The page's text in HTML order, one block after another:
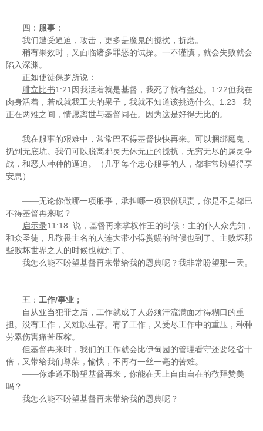
四： 服事 ；
我们遭受逼迫，攻击，更多是魔鬼的搅扰，折磨。
稍有果效时，又面临诸多罪恶的试探。一不谨慎，就会失败就会
陷入深渊。
正如使徒保罗所说：
腓立比书1:21 因我活着就是基督，我死了就有益处。 1:22但我在
肉身活着，若成就我工夫的果子，我就不知道该挑选什么。 1:23 我
正在两难之间，情愿离世与基督同在。因为这是好得无比的。
我在服事的艰难中，常常巴不得基督快快再来。可以捆绑魔鬼，
扔到无底坑。我们可以脱离邪灵无休无止的搅扰，无穷无尽的属灵争
战，和恶人种种的逼迫。（几乎每个忠心服事的人，都非常盼望得享
安息）
——无论你做哪一项服事，承担哪一项职份职责，你是不是都巴
不得基督再来呢？
启示录11:18 说，基督再来掌权作王的时候：主的仆人众先知，
和众圣徒，凡敬畏主名的人连大带小得赏赐的时候也到了。主败坏那
些败坏世界之人的时候也就到了。
我怎么能不盼望基督再来带给我的恩典呢？我非常盼望那一天。
五： 工作/事业；
自从亚当犯罪之后，工作就成了人必须汗流满面才得糊口的重
担。没有工作，又难以生存。有了工作，又受尽工作中的重压，种种
劳累伤害痛苦压榨。
但基督再来时，我们的工作就会比伊甸园的管理看守还要轻省十
倍，又带给我们尊荣，愉快，不再有一丝一毫的苦难。
——你难道不盼望基督再来，你能在天上自由自在的敬拜赞美
吗？
我怎么能不盼望基督再来带给我的恩典呢？